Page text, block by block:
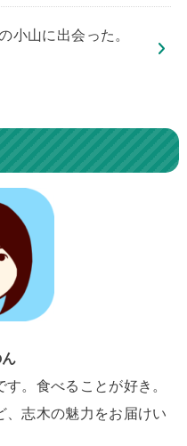
山に出会った。
。食べることが好き。
、志木の魅力をお届けい